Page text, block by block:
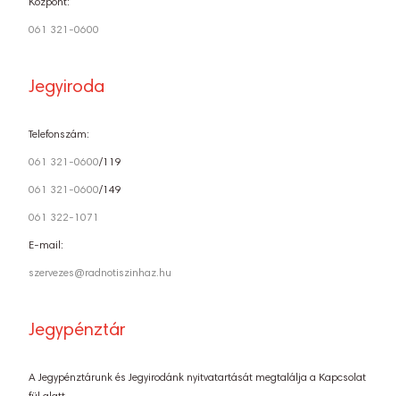
Központ:
061 321-0600
Jegyiroda
Telefonszám:
061 321-0600/119
061 321-0600/149
061 322-1071
E-mail:
szervezes@radnotiszinhaz.hu
Jegypénztár
A Jegypénztárunk és Jegyirodánk nyitvatartását megtalálja a Kapcsolat